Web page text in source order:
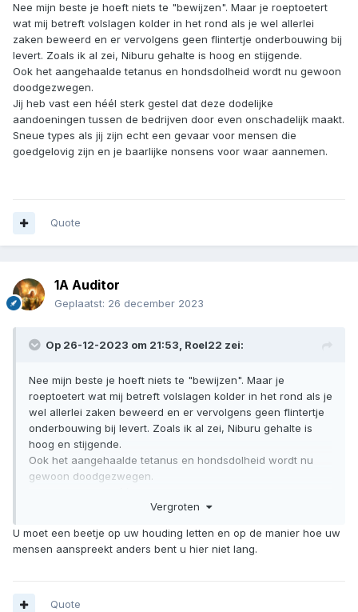
Nee mijn beste je hoeft niets te "bewijzen". Maar je roeptoetert
wat mij betreft volslagen kolder in het rond als je wel allerlei
zaken beweerd en er vervolgens geen flintertje onderbouwing bij
levert. Zoals ik al zei, Niburu gehalte is hoog en stijgende.
Ook het aangehaalde tetanus en hondsdolheid wordt nu gewoon
doodgezwegen.
Jij heb vast een héél sterk gestel dat deze dodelijke
aandoeningen tussen de bedrijven door even onschadelijk maakt.
Sneue types als jij zijn echt een gevaar voor mensen die
goedgelovig zijn en je baarlijke nonsens voor waar aannemen.
Quote
1A Auditor
Geplaatst: 26 december 2023
Op 26-12-2023 om 21:53, Roel22 zei:
Nee mijn beste je hoeft niets te "bewijzen". Maar je
roeptoetert wat mij betreft volslagen kolder in het rond als je
wel allerlei zaken beweerd en er vervolgens geen flintertje
onderbouwing bij levert. Zoals ik al zei, Niburu gehalte is
hoog en stijgende.
Ook het aangehaalde tetanus en hondsdolheid wordt nu
gewoon doodgezwegen.
aandoeningen tussen de bedrijven door even onschadelijk
Sneue types als jij zijn echt een gevaar voor mensen die
goedgelovig zijn en je baarlijke nonsens voor waar
Vergroten
U moet een beetje op uw houding letten en op de manier hoe uw
mensen aanspreekt anders bent u hier niet lang.
Quote